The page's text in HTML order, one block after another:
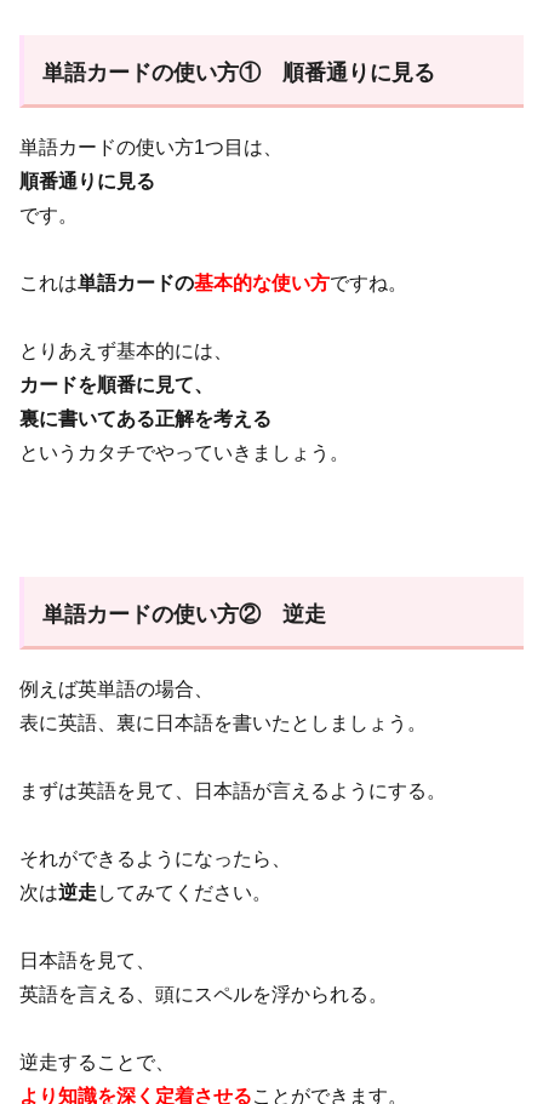
単語カードの使い方① 順番通りに見る
単語カードの使い方1つ目は、
順番通りに見る
です。
これは単語カードの基本的な使い方ですね。
とりあえず基本的には、
カードを順番に見て、
裏に書いてある正解を考える
というカタチでやっていきましょう。
単語カードの使い方② 逆走
例えば英単語の場合、
表に英語、裏に日本語を書いたとしましょう。
まずは英語を見て、日本語が言えるようにする。
それができるようになったら、
次は逆走 してみてください。
日本語を見て、
英語を言える、頭にスペルを浮かられる。
逆走することで、
より知識を深く定着させることができます。